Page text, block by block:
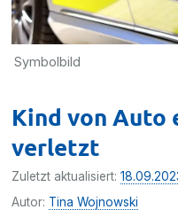
Symbolbild
Kind von Auto
verletzt
Zuletzt aktualisiert:
Autor: Tina Wojnowski